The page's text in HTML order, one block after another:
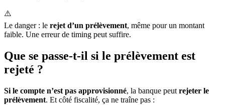
⚠️
Le danger : le rejet d’un prélèvement, même pour un montant
faible. Une erreur de timing peut suffire.
Que se passe-t-il si le prélèvement est
rejeté ?
Si le compte n’est pas approvisionné, la banque peut rejeter le
prélèvement. Et côté fiscalité, ça ne traîne pas :